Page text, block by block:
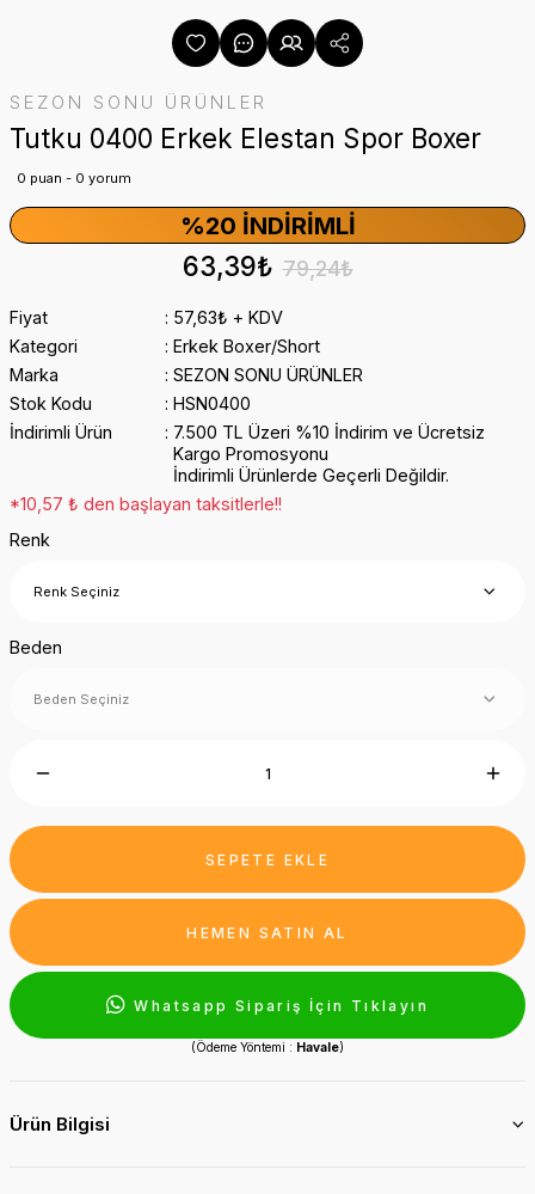
SEZON SONU ÜRÜNLER
Tutku 0400 Erkek Elestan Spor Boxer
0 puan - 0 yorum
%20 İNDIRIMLI
63,39₺ 79,24₺
Fiyat
57,63₺ + KDV
Kategori
Erkek Boxer/Short
Marka
SEZON SONU ÜRÜNLER
Stok Kodu
HSN0400
İndirimli Ürün
7.500 TL Üzeri %10 İndirim ve Ücretsiz
Kargo Promosyonu
İndirimli Ürünlerde Geçerli Değildir.
*10,57 ₺ den başlayan taksitlerle!!
Renk
Beden
SEPETE EKLE
HEMEN SATIN AL
Whatsapp Sipariş İçin Tıklayın
(Ödeme Yöntemi : Havale)
Ürün Bilgisi